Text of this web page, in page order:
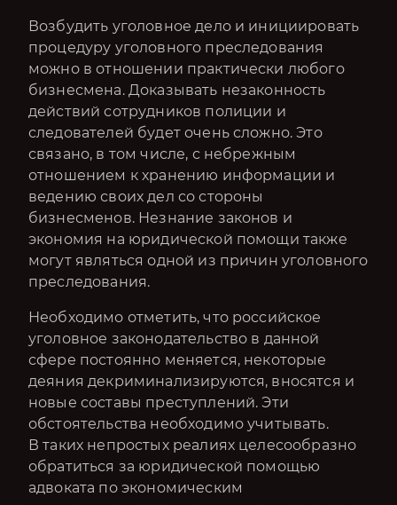
Возбудить уголовное дело и инициировать
процедуру уголовного преследования
можно в отношении практически любого
бизнесмена. Доказывать незаконность
действий сотрудников полиции и
следователей будет очень сложно. Это
связано, в том числе, с небрежным
отношением к хранению информации и
ведению своих дел со стороны
бизнесменов. Незнание законов и
экономия на юридической помощи также
могут являться одной из причин уголовного
преследования.
Необходимо отметить, что российское
уголовное законодательство в данной
сфере постоянно меняется, некоторые
деяния декриминализируются, вносятся и
новые составы преступлений. Эти
обстоятельства необходимо учитывать.
В таких непростых реалиях целесообразно
обратиться за юридической помощью
адвоката по экономическим